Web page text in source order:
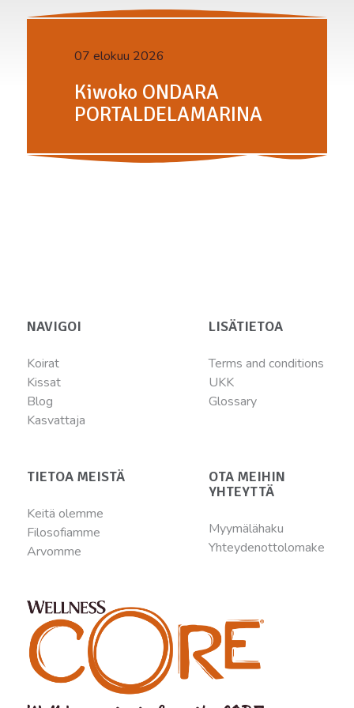
07 elokuu 2026
Kiwoko ONDARA
PORTALDELAMARINA
NAVIGOI
Koirat
Kissat
Blog
Kasvattaja
LISÄTIETOA
Terms and conditions
UKK
Glossary
TIETOA MEISTÄ
Keitä olemme
Filosofiamme
Arvomme
OTA MEIHIN
YHTEYTTÄ
Myymälähaku
Yhteydenottolomake